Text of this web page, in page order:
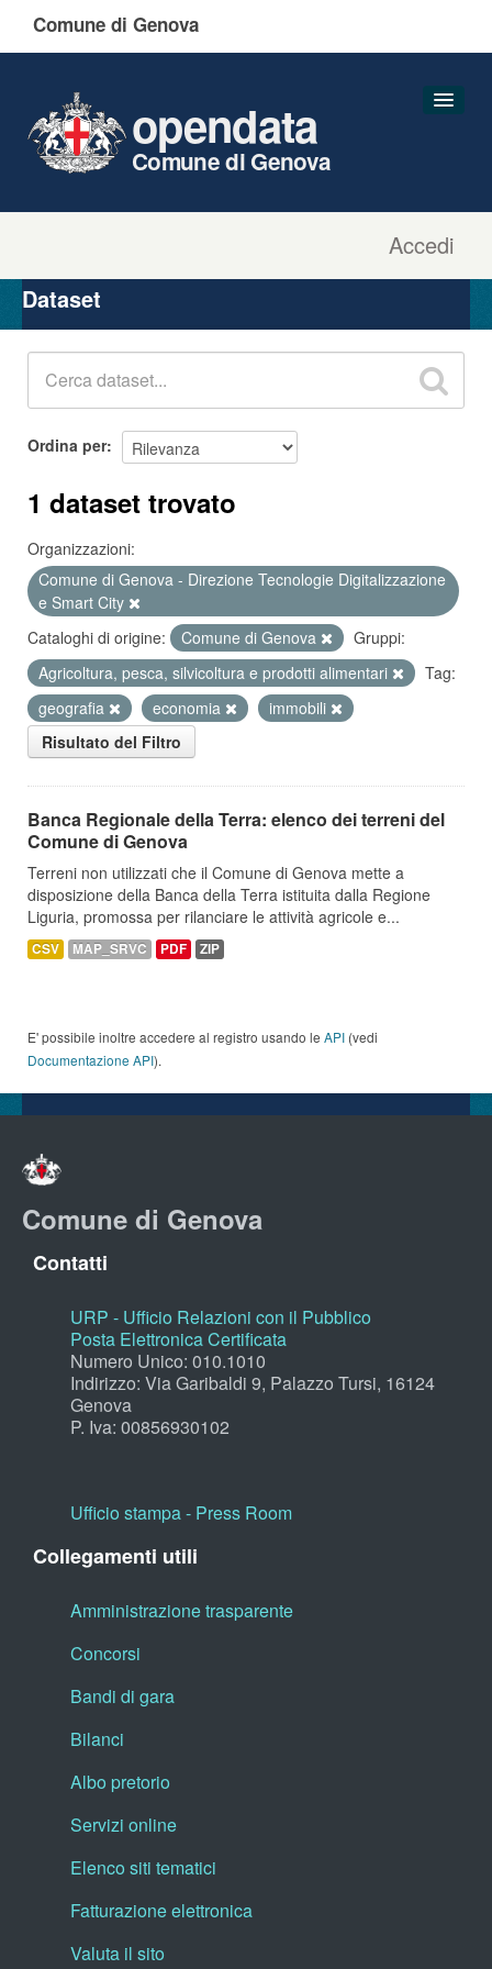
Comune di Genova
Accedi
opendata
Comune di Genova
Organizzazioni
Gruppi
Dataset
Ordina per
1 dataset trovato
Organizzazioni:
Comune di Genova - Direzione Tecnologie Digitalizzazione
e Smart City
Cataloghi di origine:
Comune di Genova
Gruppi:
Agricoltura, pesca, silvicoltura e prodotti alimentari
Tag:
geografia
economia
immobili
Risultato del Filtro
Banca Regionale della Terra: elenco dei terreni del
Comune di Genova
Terreni non utilizzati che il Comune di Genova mette a
disposizione della Banca della Terra istituita dalla Regione
Liguria, promossa per rilanciare le attività agricole e...
CSV MAP_SRVC PDF ZIP
E' possibile inoltre accedere al registro usando le API (vedi
Documentazione API).
Comune di Genova
Contatti
URP - Ufficio Relazioni con il Pubblico
Posta Elettronica Certificata
Numero Unico: 010.1010
Indirizzo: Via Garibaldi 9, Palazzo Tursi, 16124
Genova
P. Iva: 00856930102
Ufficio stampa - Press Room
Collegamenti utili
Amministrazione trasparente
Concorsi
Bandi di gara
Bilanci
Albo pretorio
Servizi online
Elenco siti tematici
Fatturazione elettronica
Valuta il sito